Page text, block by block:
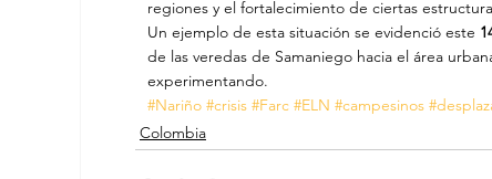
regiones y el fortalecimiento de ciertas
Un ejemplo de esta situación se evidenció este
de las veredas de Samaniego hacia el área
experimentando.
#Nariño #crisis #Farc #ELN #campesinos
Colombia